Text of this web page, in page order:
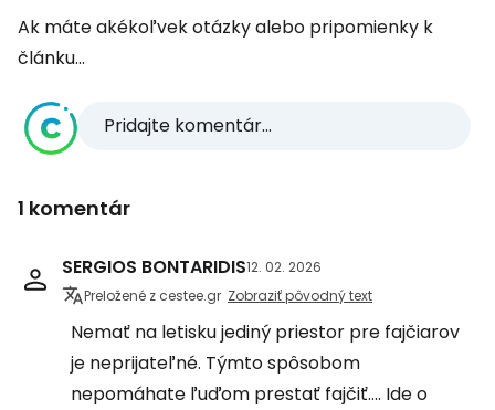
Ak máte akékoľvek otázky alebo pripomienky k
článku...
Pridajte komentár...
1 komentár
SERGIOS BONTARIDIS12. 02. 2026
Preložené z cestee.gr Zobraziť pôvodný text
Nemať na letisku jediný priestor pre fajčiarov
je neprijateľné. Týmto spôsobom
nepomáhate ľuďom prestať fajčiť.... Ide o